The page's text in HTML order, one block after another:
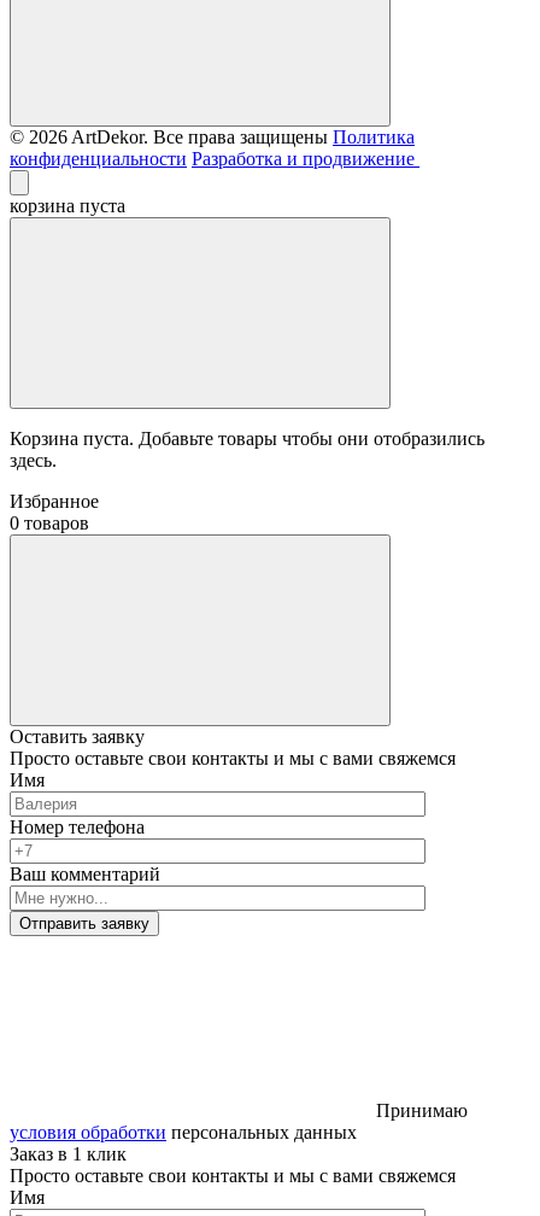
© 2026 ArtDekor. Все права защищены Политика
конфиденциальности Разработка и продвижение
корзина пуста
Корзина пуста. Добавьте товары чтобы они отобразились
здесь.
Избранное
0 товаров
Оставить заявку
Просто оставьте свои контакты и мы с вами свяжемся
Имя
Номер телефона
Ваш комментарий
Отправить заявку
Принимаю
условия обработки персональных данных
Заказ в 1 клик
Просто оставьте свои контакты и мы с вами свяжемся
Имя